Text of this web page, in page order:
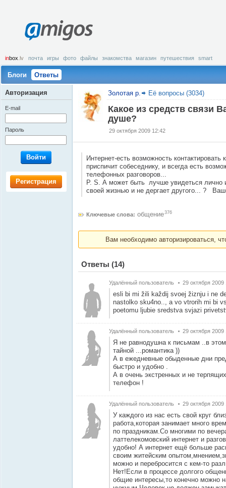
amigos
inbox .lv почта игры фото файлы знакомства магазин путешествия smart
Блоги Ответы
Золотая р. Её вопросы (3034)
Какое из средств связи
душе?
29 октября 2009 12:42
Интернет-есть возможность контактировать
приспичит собеседнику, и всегда есть
телефонных разговоров...
P. S. А может быть лучше увидеться лично
своей жизнью и не дергает другого... ?
Ключевые слова: общение376
Вам необходимо авторизироваться,
Ответы (14)
Удалённый пользователь 29 октября 2009
esli bi mi žili každij svoej žiznju i ne
nastolko sku4no.., a vo vtrorih mi bi
poetomu ljubie sredstva svjazi
Удалённый пользователь 29 октября 2009
Я не равнодушна к письмам ..в этом
тайной ...романтика ))
А в ежедневные обыденные дни
быстро и удобно .
А в очень экстренных и не
телефон !
Удалённый пользователь 29 октября 2009
У каждого из нас есть свой круг
работа,которая занимает много
по праздникам.Со многими по
латтелекомовский интернет и
удобно! А интернет ещё больше
своим житейским
можно и перебросится с кем-то
Нет!Если в процессе долгого
общие интересы,то конечно можно
Авторизация
E-mail
Пароль
Войти
Регистрация